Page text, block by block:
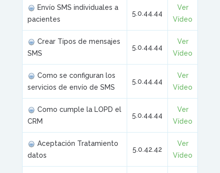
Envío SMS individuales a
pacientes
5.0.44.44
Ver
Vídeo
Crear Tipos de mensajes
SMS
5.0.44.44
Ver
Vídeo
Como se configuran los
servicios de envío de SMS
5.0.44.44
Ver
Vídeo
Como cumple la LOPD el
CRM
5.0.44.44
Ver
Vídeo
Aceptación Tratamiento
datos
5.0.42.42
Ver
Vídeo